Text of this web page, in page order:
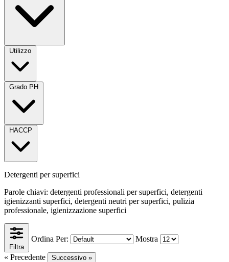
Utilizzo
Grado PH
HACCP
Detergenti per superfici
Parole chiavi: detergenti professionali per superfici, detergenti
igienizzanti superfici, detergenti neutri per superfici, pulizia
professionale, igienizzazione superfici
Filtra
Ordina Per: Mostra
« Precedente Successivo »